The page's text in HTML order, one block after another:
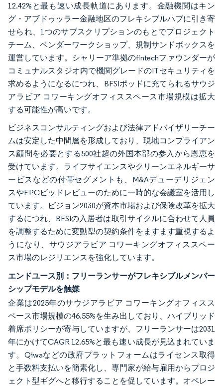
12.42%と最も速い成長軌道にあります。金融機関はキン
グ・アブドゥッラー金融地区のフレキシブルハブに引き寄
せられ、1つのサブスクリプションのもとでプロジェクト
チーム、ベンダーワークショップ、規制サンドボックスを
運営しています。シャリーア準拠のfintechファウンダーが
コミュナルスタジオ内で機関グレードのITセキュリティを
求めるようになるにつれ、BFSIポッドに充てられるサウジ
アラビア コワーキングオフィススペース市場規模は拡大
する可能性が高いです。
ビジネスコンサルティングおよび法律アドバイザリーチー
ムは安定した中間層を形成しており、現地コンプライアン
ス顧問を必要とする500社超の外国本部の参入から恩恵を
受けています。ライフサイエンスやクリーンエネルギーサ
ービスなどの付帯セグメントも、M&Aデューデリジェン
スやEPCビッドレビューのために一時的な会議室を活用し
ています。ビジョン2030が資本市場および保険改革を拡大
するにつれ、BFSIの入居者は取引サイクルに合わせて人員
を調整するために変動型の契約条件をますます重視するよ
うになり、サウジアラビア コワーキングオフィススペー
ス市場のレジリエンスを強化しています。
エンドユース別：フリーランサーがフレキシブルメンバー
シップモデルを触媒
企業は2025年のサウジアラビア コワーキングオフィスス
ペース市場規模の46.55%を生み出しており、ハイブリッド
着席ポリシーが寄与していますが、フリーランサーは2031
年にかけてCAGR 12.65%と最も速い成長が見込まれていま
す。Qiwaなどの政府プラットフォームはライセンス取得
と手数料支払いを簡素化し、専門家が給与雇用からプロジ
ェクト型ギグへと移行することを促しています。オペレー